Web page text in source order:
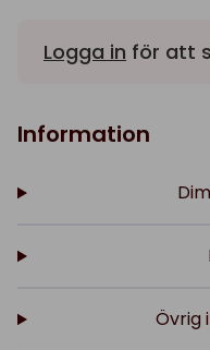
Logga in för att
Information
Övrig